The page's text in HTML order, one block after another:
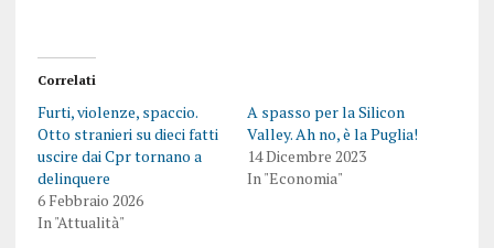
Correlati
Furti, violenze, spaccio.
Otto stranieri su dieci fatti
uscire dai Cpr tornano a
delinquere
6 Febbraio 2026
In "Attualità"
A spasso per la Silicon
Valley. Ah no, è la Puglia!
14 Dicembre 2023
In "Economia"